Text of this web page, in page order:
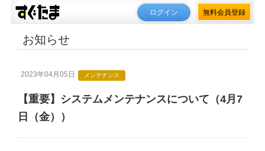
ログイン 無料会員登録
お知らせ
2023年04月05日 メンテナンス
【重要】システムメンテナンスについて（4月7
日（金））